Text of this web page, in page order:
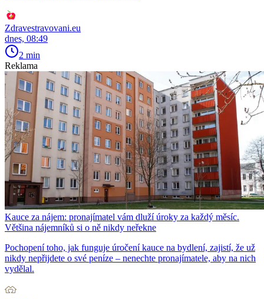
Zdravestravovani.eu
dnes, 08:49
2 min
Reklama
Kauce za nájem: pronajímatel vám dluží úroky za každý měsíc.
Většina nájemníků si o ně nikdy neřekne
Pochopení toho, jak funguje úročení kauce na bydlení, zajistí, že už
nikdy nepřijdete o své peníze – nenechte pronajímatele, aby na nich
vydělal.